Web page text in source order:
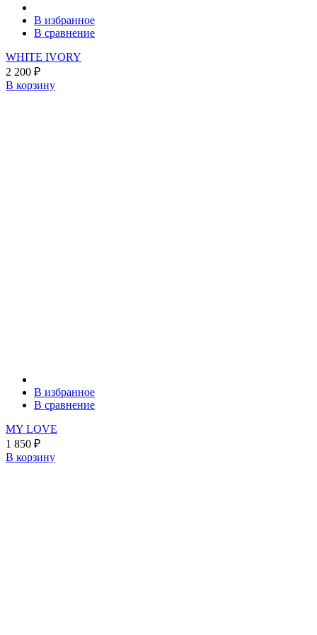
В избранное
В сравнение
WHITE IVORY
2 200 ₽
В корзину
В избранное
В сравнение
MY LOVE
1 850 ₽
В корзину